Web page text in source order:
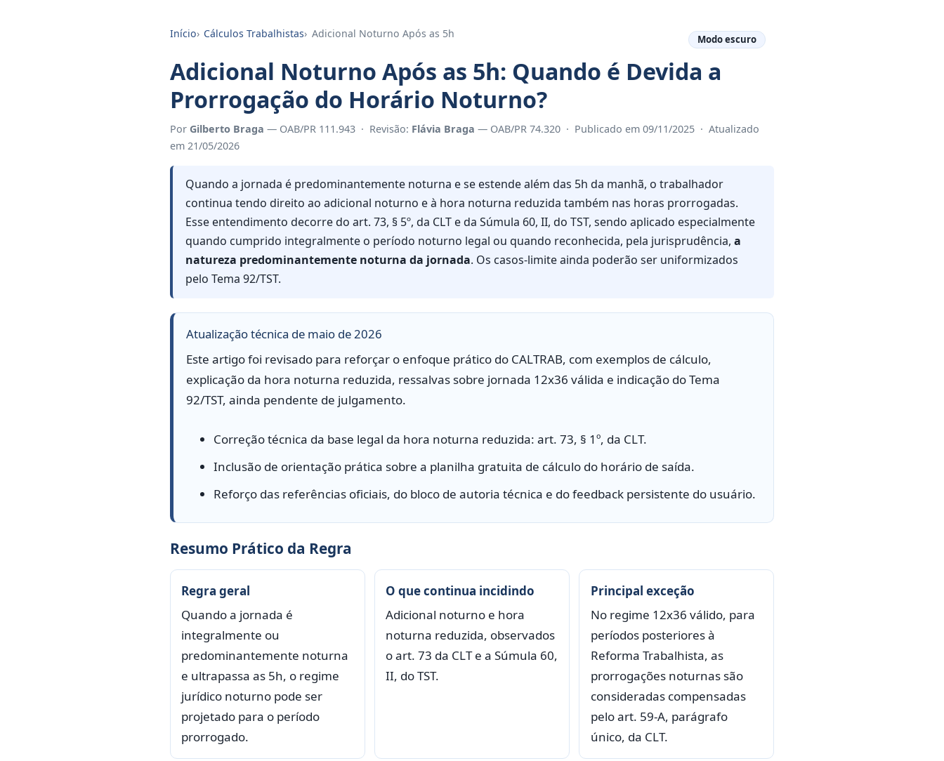
Modo escuro
Início Cálculos Trabalhistas Adicional Noturno Após as 5h
Adicional Noturno Após as 5h: Quando é Devida a
Prorrogação do Horário Noturno?
Por Gilberto Braga — OAB/PR 111.943 · Revisão: Flávia Braga — OAB/PR 74.320 · Publicado em 09/11/2025 · Atualizado
em 21/05/2026
Quando a jornada é predominantemente noturna e se estende além das 5h da manhã, o trabalhador
continua tendo direito ao adicional noturno e à hora noturna reduzida também nas horas prorrogadas.
Esse entendimento decorre do art. 73, § 5º, da CLT e da Súmula 60, II, do TST, sendo aplicado especialmente
quando cumprido integralmente o período noturno legal ou quando reconhecida, pela jurisprudência, a
natureza predominantemente noturna da jornada. Os casos-limite ainda poderão ser uniformizados
pelo Tema 92/TST.
Atualização técnica de maio de 2026
Este artigo foi revisado para reforçar o enfoque prático do CALTRAB, com exemplos de cálculo,
explicação da hora noturna reduzida, ressalvas sobre jornada 12x36 válida e indicação do Tema
92/TST, ainda pendente de julgamento.
Correção técnica da base legal da hora noturna reduzida: art. 73, § 1º, da CLT.
Inclusão de orientação prática sobre a planilha gratuita de cálculo do horário de saída.
Reforço das referências oficiais, do bloco de autoria técnica e do feedback persistente do usuário.
Resumo Prático da Regra
Regra geral
Quando a jornada é
integralmente ou
predominantemente noturna
e ultrapassa as 5h, o regime
jurídico noturno pode ser
projetado para o período
prorrogado.
O que continua incidindo
Adicional noturno e hora
noturna reduzida, observados
o art. 73 da CLT e a Súmula 60,
II, do TST.
Principal exceção
No regime 12x36 válido, para
períodos posteriores à
Reforma Trabalhista, as
prorrogações noturnas são
consideradas compensadas
pelo art. 59-A, parágrafo
único, da CLT.